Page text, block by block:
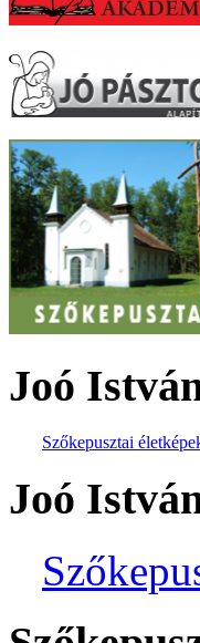
Joó
Szőkepusztai életképe
Joó